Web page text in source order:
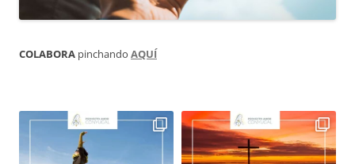
COLABORA pinchando AQUÍ